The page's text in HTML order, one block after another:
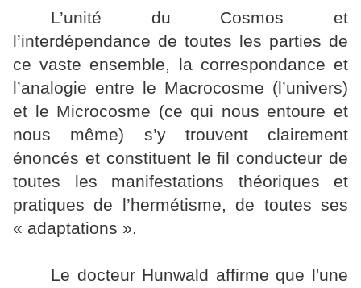
L’unité du Cosmos et
l’interdépendance de toutes les parties de
ce vaste ensemble, la correspondance et
l’analogie entre le Macrocosme (l’univers)
et le Microcosme (ce qui nous entoure et
nous même) s’y trouvent clairement
énoncés et constituent le fil conducteur de
toutes les manifestations théoriques et
pratiques de l’hermétisme, de toutes ses
« adaptations ».
Le docteur Hunwald affirme que l'une